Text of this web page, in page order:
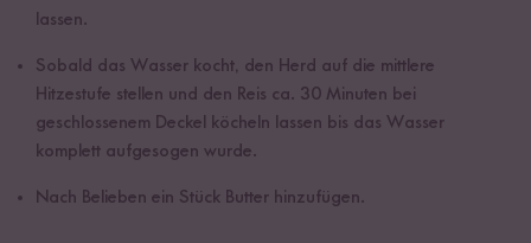
lassen.
Sobald das Wasser kocht, den Herd auf die mittlere
Hitzestufe stellen und den Reis ca. 30 Minuten bei
geschlossenem Deckel köcheln lassen bis das Wasser
komplett aufgesogen wurde.
Nach Belieben ein Stück Butter hinzufügen.